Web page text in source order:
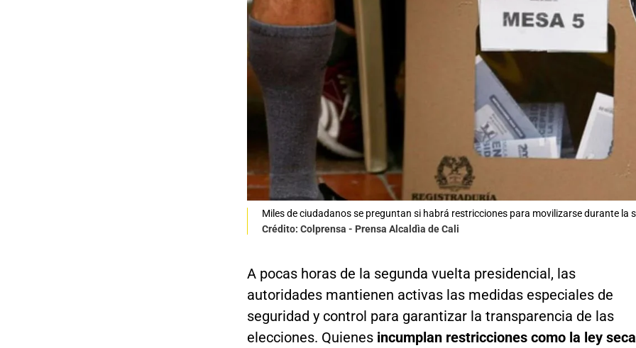
Miles de ciudadanos se preguntan si habrá restricciones para movilizarse durante la
Crédito: Colprensa - Prensa Alcaldìa de Cali
A pocas horas de la segunda vuelta presidencial, las
autoridades mantienen activas las medidas especiales de
seguridad y control para garantizar la transparencia de las
elecciones. Quienesincumplan restricciones como la ley